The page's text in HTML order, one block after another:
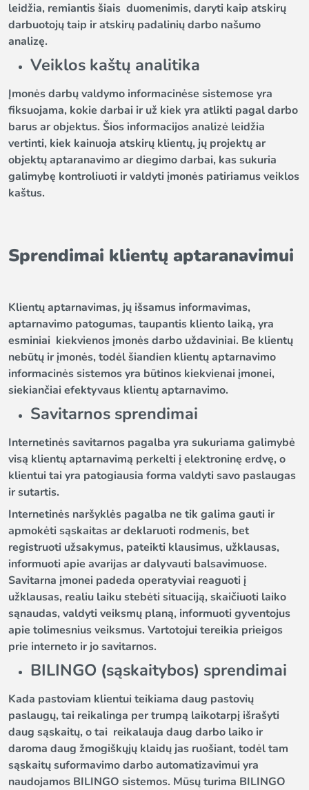
leidžia, remiantis šiais duomenimis, daryti kaip atskirų
darbuotojų taip ir atskirų padalinių darbo našumo
analizę.
Veiklos kaštų analitika
Įmonės darbų valdymo informacinėse sistemose yra
fiksuojama, kokie darbai ir už kiek yra atlikti pagal darbo
barus ar objektus. Šios informacijos analizė leidžia
vertinti, kiek kainuoja atskirų klientų, jų projektų ar
objektų aptaranavimo ar diegimo darbai, kas sukuria
galimybę kontroliuoti ir valdyti įmonės patiriamus veiklos
kaštus.
Sprendimai klientų aptaranavimui
Klientų aptarnavimas, jų išsamus informavimas,
aptarnavimo patogumas, taupantis kliento laiką, yra
esminiai kiekvienos įmonės darbo uždaviniai. Be klientų
nebūtų ir įmonės, todėl šiandien klientų aptarnavimo
informacinės sistemos yra būtinos kiekvienai įmonei,
siekiančiai efektyvaus klientų aptarnavimo.
Savitarnos sprendimai
Internetinės savitarnos pagalba yra sukuriama galimybė
visą klientų aptarnavimą perkelti į elektroninę erdvę, o
klientui tai yra patogiausia forma valdyti savo paslaugas
ir sutartis.
Internetinės naršyklės pagalba ne tik galima gauti ir
apmokėti sąskaitas ar deklaruoti rodmenis, bet
registruoti užsakymus, pateikti klausimus, užklausas,
informuoti apie avarijas ar dalyvauti balsavimuose.
Savitarna įmonei padeda operatyviai reaguoti į
užklausas, realiu laiku stebėti situaciją, skaičiuoti laiko
sąnaudas, valdyti veiksmų planą, informuoti gyventojus
apie tolimesnius veiksmus. Vartotojui tereikia prieigos
prie interneto ir jo savitarnos.
BILINGO (sąskaitybos) sprendimai
Kada pastoviam klientui teikiama daug pastovių
paslaugų, tai reikalinga per trumpą laikotarpį išrašyti
daug sąskaitų, o tai reikalauja daug darbo laiko ir
daroma daug žmogiškųjų klaidų jas ruošiant, todėl tam
sąskaitų suformavimo darbo automatizavimui yra
naudojamos BILINGO sistemos. Mūsų turima BILINGO